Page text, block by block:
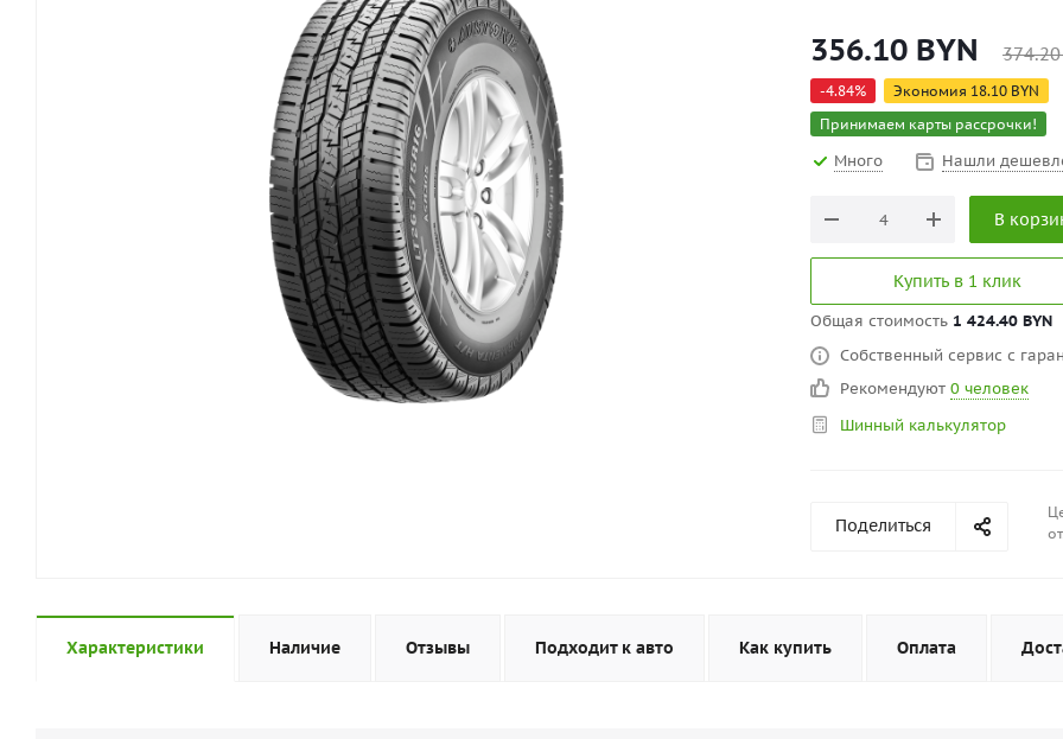
356.10 BYN 374.20
-4.84% Экономия 18.10 BYN
Принимаем карты рассрочки!
Много Нашли
В
Купить в 1 клик
Общая стоимость 1 424.40 BYN
Собственный сервис с
Рекомендуют 0 человек
Шинный калькулятор
Поделиться
Характеристики Наличие Отзывы Подходит к авто Как купить Оплата